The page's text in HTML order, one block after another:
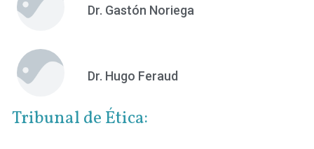
Dr. Gastón Noriega
Dr. Hugo Feraud
Tribunal de Ética: